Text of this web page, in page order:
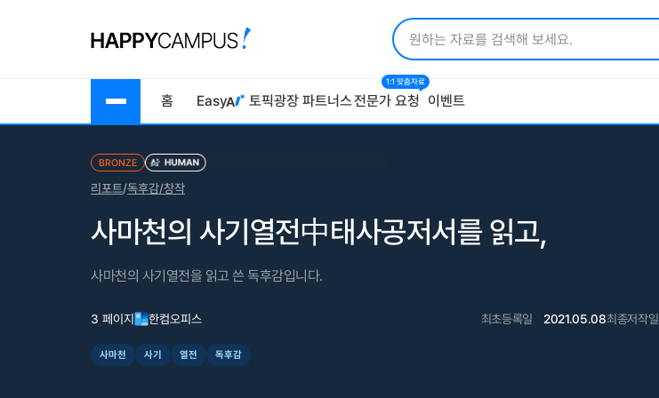
홈 Easy 토픽광장 파트너스전문가 요청
1:1 맞춤자료
이벤트
BRONZE
리포트/독후감/창작
사마천의 사기열전中태사공저서를 읽고,
사마천의 사기열전을 읽고 쓴 독후감입니다.
3 페이지 한컴오피스 최초등록일 2021.05.08최종저작일
사마천 사기 열전 독후감